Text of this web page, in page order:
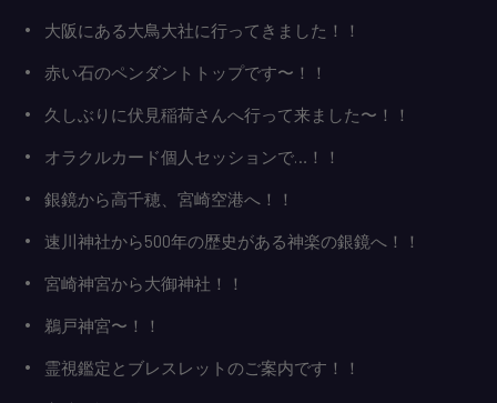
大阪にある大鳥大社に行ってきました！！
赤い石のペンダントトップです〜！！
久しぶりに伏見稲荷さんへ行って来ました〜！！
オラクルカード個人セッションで…！！
銀鏡から高千穂、宮崎空港へ！！
速川神社から500年の歴史がある神楽の銀鏡へ！！
宮崎神宮から大御神社！！
鵜戸神宮〜！！
霊視鑑定とブレスレットのご案内です！！